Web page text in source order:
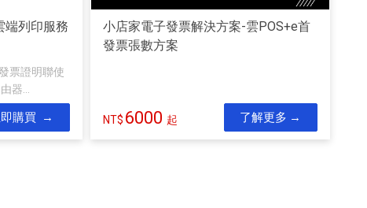
端列印服務
票證明聯使
器...
購買
小店家電子發票解決方案-雲POS+e首
發票張數方案
6000 起 了解更多